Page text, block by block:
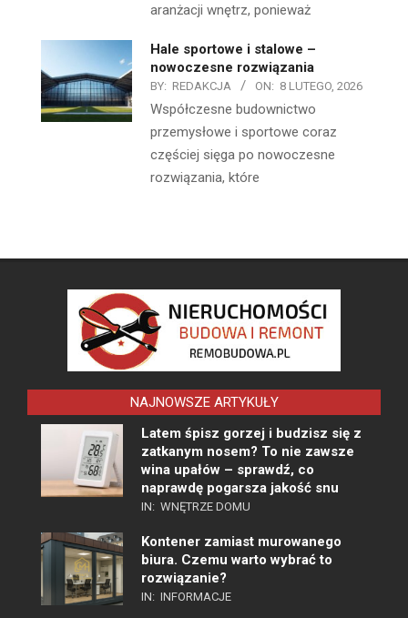
aranżacji wnętrz, ponieważ
Hale sportowe i stalowe –
nowoczesne rozwiązania
BY: REDAKCJA ON: 8 LUTEGO, 2026
Współczesne budownictwo
przemysłowe i sportowe coraz
częściej sięga po nowoczesne
rozwiązania, które
NAJNOWSZE ARTYKUŁY
Latem śpisz gorzej i budzisz się z
zatkanym nosem? To nie zawsze
wina upałów – sprawdź, co
naprawdę pogarsza jakość snu
IN: WNĘTRZE DOMU
Kontener zamiast murowanego
biura. Czemu warto wybrać to
rozwiązanie?
IN: INFORMACJE